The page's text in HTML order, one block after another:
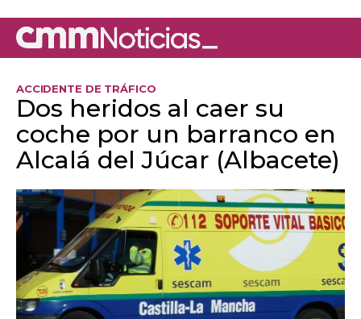
ACCIDENTE DE TRÁFICO
Dos heridos al caer su
coche por un barranco en
Alcalá del Júcar (Albacete)